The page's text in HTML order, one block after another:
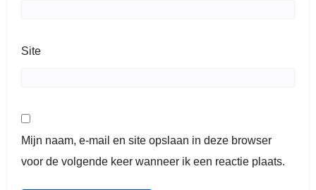
Site
Mijn naam, e-mail en site opslaan in deze browser
voor de volgende keer wanneer ik een reactie plaats.